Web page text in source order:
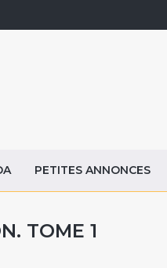
PETITES ANNONCES
TOME 1